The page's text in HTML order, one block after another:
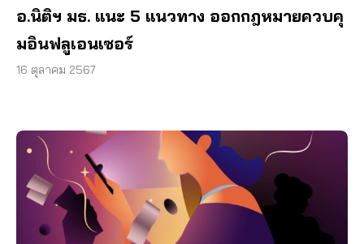
อ.นิติฯ มธ. แนะ 5 แนวทาง ออกกฎหมายควบคุ
มอินฟลูเอนเซอร์
16 ตุลาคม 2567